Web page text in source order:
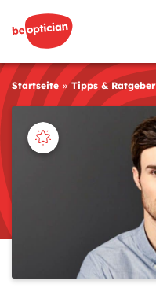
Startseite Tipps & Ratgeber